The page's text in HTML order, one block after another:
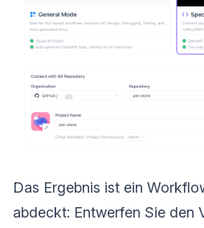
Das Ergebnis ist ein
abdeckt: Entwerfen Sie den